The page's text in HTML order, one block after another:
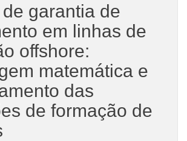
garantia de
em linhas de
offshore:
matemática e
das
de formação de